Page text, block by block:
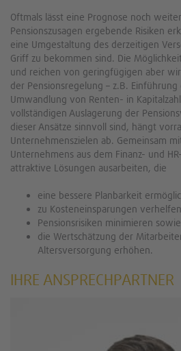
Oftmals lässt eine Prognose noch
Pensionszusagen ergebende Risiken
eine Umgestaltung des derzeitigen
Griff zu bekommen sind. Die
und reichen von geringfügigen aber
der Pensionsregelung – z.B.
Umwandlung von Renten- in
vollständigen Auslagerung der
dieser Ansätze sinnvoll sind, hängt
Unternehmenszielen ab. Gemeinsam
Unternehmens aus dem Finanz- und
attraktive Lösungen ausarbeiten, die
eine bessere Planbarkeit
zu Kosteneinsparungen
Pensionsrisiken minimieren sowie
die Wertschätzung der
Altersversorgung erhöhen.
IHRE ANSPRECHPARTNER